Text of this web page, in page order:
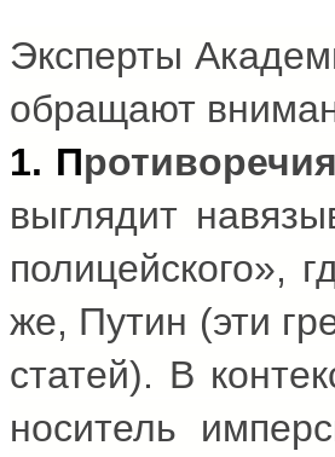
Эксперты
обращают
1. П
выглядит
полицейского»,
же, Путин (эти
статей). В
носитель